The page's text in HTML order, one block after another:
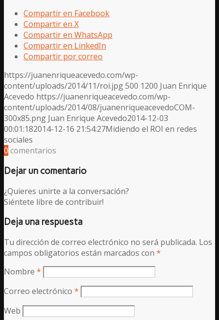
Compartir en Facebook
Compartir en X
Compartir en WhatsApp
Compartir en LinkedIn
Compartir por correo
https://juanenriqueacevedo.com/wp-
content/uploads/2014/11/roi.jpg500 1200 Juan Enrique
Acevedo https://juanenriqueacevedo.com/wp-
content/uploads/2014/08/juanenriqueacevedoCOM-
300x85.png Juan Enrique Acevedo2014-12-03
00:01:182014-12-16 21:54:27Midiendo el ROI en redes
sociales
0 comentarios
Dejar un comentario
¿Quieres unirte a la conversación?
Siéntete libre de contribuir!
Deja una respuesta
Tu dirección de correo electrónico no será publicada. Los
campos obligatorios están marcados con *
Nombre *
Correo electrónico *
Web